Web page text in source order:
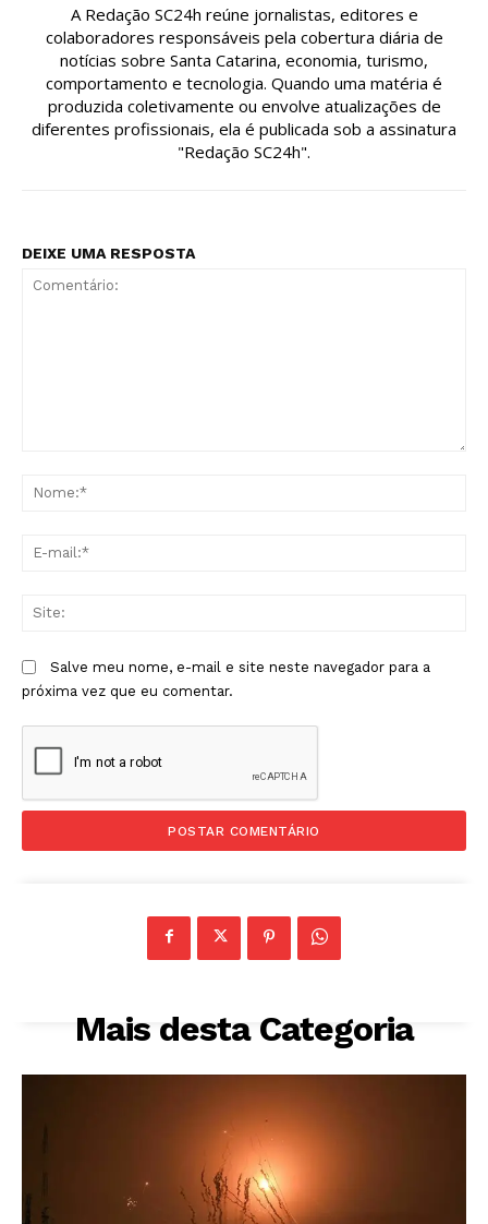
A Redação SC24h reúne jornalistas, editores e
colaboradores responsáveis pela cobertura diária de
notícias sobre Santa Catarina, economia, turismo,
comportamento e tecnologia. Quando uma matéria é
produzida coletivamente ou envolve atualizações de
diferentes profissionais, ela é publicada sob a assinatura
"Redação SC24h".
DEIXE UMA RESPOSTA
Salve meu nome, e-mail e site neste navegador para a
próxima vez que eu comentar.
Mais desta Categoria